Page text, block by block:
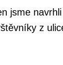
jsme
z